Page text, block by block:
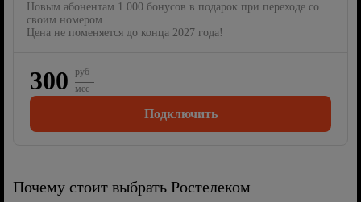
Новым абонентам 1 000 бонусов в подарок при переходе со
своим номером.
Цена не поменяется до конца 2027 года!
300
руб
мес
Подключить
Почему стоит выбрать Ростелеком